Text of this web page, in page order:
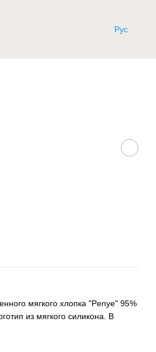
Рус
мягкого хлопка "Penye" ​​95%
из мягкого силикона. В